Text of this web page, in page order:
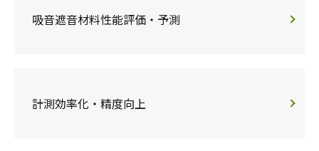
吸音遮音材料性能評価・予測
計測効率化・精度向上